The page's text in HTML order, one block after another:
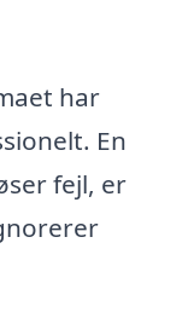
har
En
fejl, er